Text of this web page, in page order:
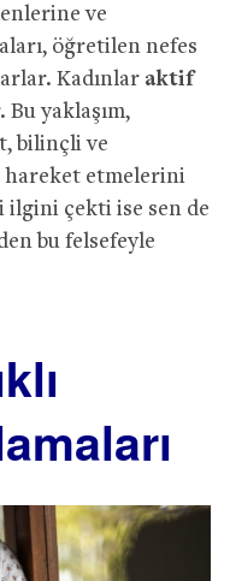
ve
öğretilen nefes
Kadınlar aktif
Bu yaklaşım,
bilinçli ve
hareket etmelerini
ilgini çekti ise sen de
bu felsefeyle